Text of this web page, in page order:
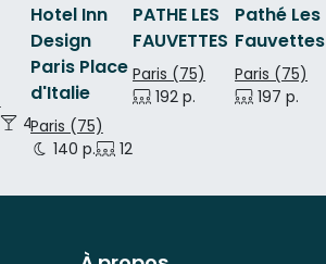
400 p.
Hotel Inn
Design
Paris Place
d'Italie
Paris (75)
140 p.
120 p.
PATHE LES
FAUVETTES
Paris (75)
192 p.
Pathé Les
Fauvettes
Paris (75)
197 p.